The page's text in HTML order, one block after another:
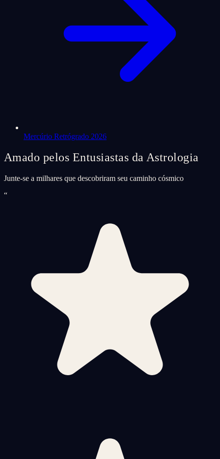
Mercúrio Retrógrado 2026
Amado pelos Entusiastas da Astrologia
Junte-se a milhares que descobriram seu caminho cósmico
“